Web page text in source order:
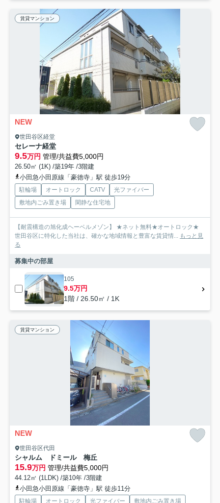
賃貸マンション
NEW
世田谷区経堂
セレーナ経堂
9.5万円 管理/共益費5,000円
26.50㎡ (1K) /築19年 /3階建
小田急小田原線「豪徳寺」駅 徒歩19分
駐輪場 オートロック CATV
光ファイバー
敷地内ごみ置き場
閑静な住宅地
【耐震構造の旭化成ヘーベルメゾン】 ★ネット無料★オートロック★
世田谷区に特化した当社は、確かな地域情報と豊富な賃貸情...
もっと見
る
募集中の部屋
105
9.5万円
1階 / 26.50㎡ / 1K
賃貸マンション
NEW
世田谷区代田
シャルム ドミール 梅丘
15.9万円 管理/共益費5,000円
44.12㎡ (1LDK) /築10年 /3階建
小田急小田原線「豪徳寺」駅 徒歩11分
駐輪場 オートロック 光ファイバー
敷地内ごみ置き場